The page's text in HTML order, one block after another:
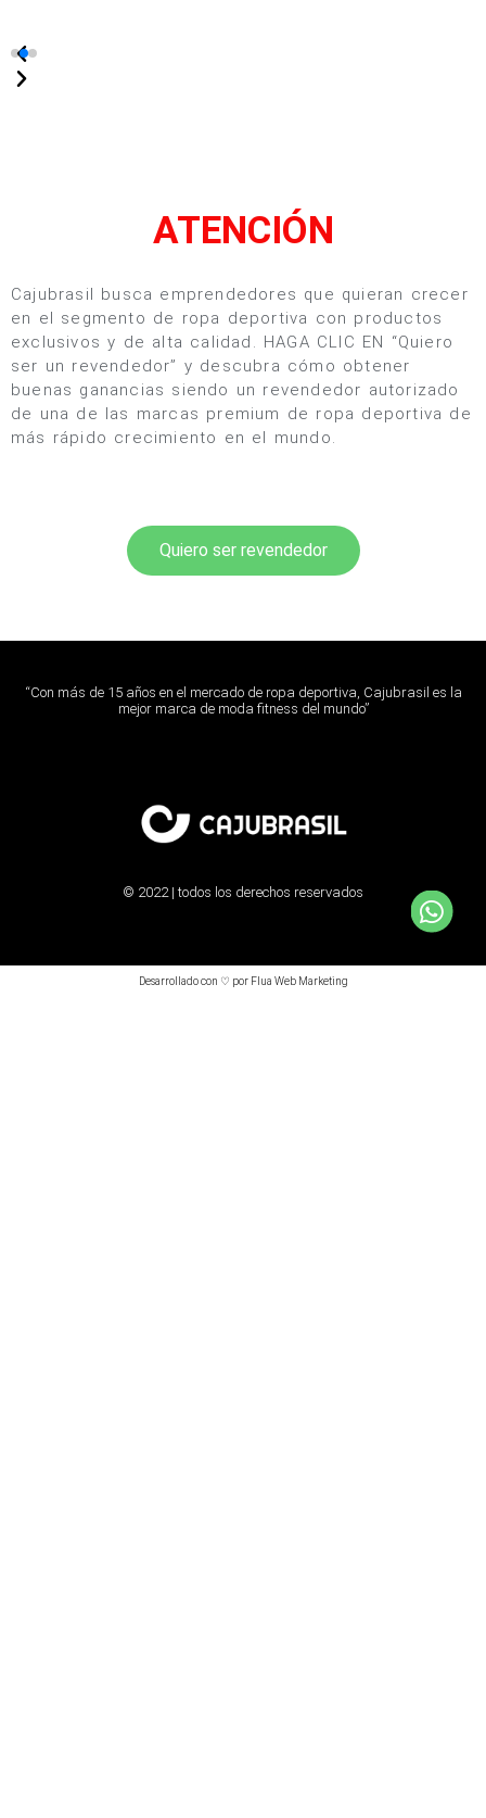
ATENCIÓN
Cajubrasil busca emprendedores que quieran crecer
en el segmento de ropa deportiva con productos
exclusivos y de alta calidad. HAGA CLIC EN “Quiero
ser un revendedor” y descubra cómo obtener
buenas ganancias siendo un revendedor autorizado
de una de las marcas premium de ropa deportiva de
más rápido crecimiento en el mundo.
Quiero ser revendedor
“Con más de 15 años en el mercado de ropa deportiva, Cajubrasil es la
mejor marca de moda fitness del mundo”
© 2022 | todos los derechos reservados
Desarrollado con ♡ por Flua Web Marketing